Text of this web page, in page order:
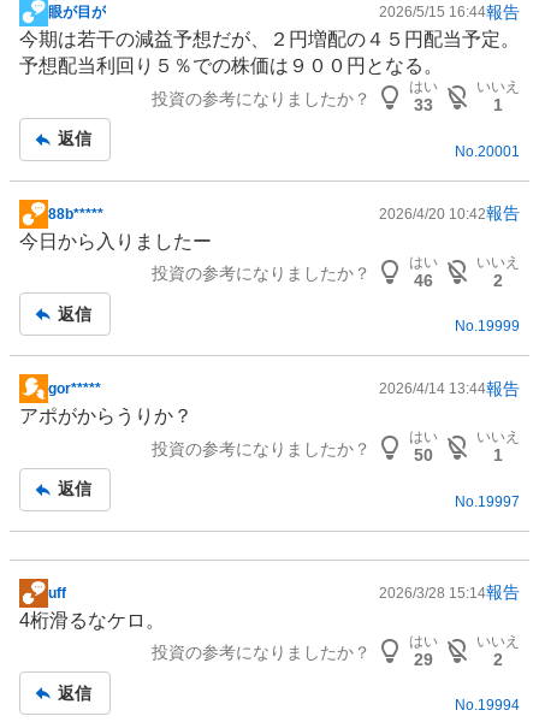
掲
示
板
眼が目が 2026/5/15 16:44報告
今期は若干の減益予想だが、２円増配の４５円配当予定。
予想配当利回り５％での株価は９００円となる。
投資の参考になりましたか？
はい
33
いいえ
1
返信
No. 20001
掲
示
事
88b***** 2026/4/20 10:42報告
今日から入りましたー
投資の参考になりましたか？
はい
46
いいえ
2
返信
No.19999
掲
示
事
gor***** 2026/4/14 13:44報告
アポがからうりか？
投資の参考になりましたか？
はい
50
いいえ
1
返信
No. 19997
掲
示
事
uff 2026/3/28 15:14報告
4桁滑るなケロ。
投資の参考になりましたか？
はい
29
いいえ
2
返信
No.19994